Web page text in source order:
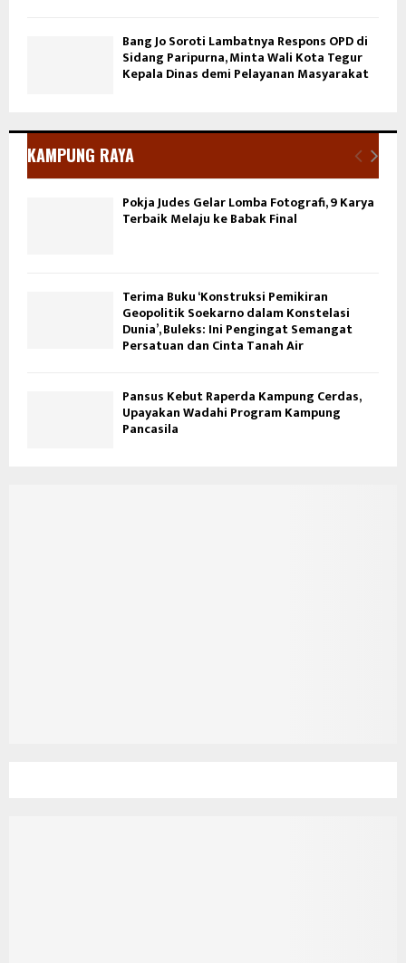
Bang Jo Soroti Lambatnya Respons OPD di
Sidang Paripurna, Minta Wali Kota Tegur
Kepala Dinas demi Pelayanan Masyarakat
KAMPUNG RAYA
Pokja Judes Gelar Lomba Fotografi, 9 Karya
Terbaik Melaju ke Babak Final
Terima Buku ‘Konstruksi Pemikiran
Geopolitik Soekarno dalam Konstelasi
Dunia’, Buleks: Ini Pengingat Semangat
Persatuan dan Cinta Tanah Air
Pansus Kebut Raperda Kampung Cerdas,
Upayakan Wadahi Program Kampung
Pancasila